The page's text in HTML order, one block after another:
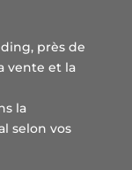
près de
vente et la
la
selon vos